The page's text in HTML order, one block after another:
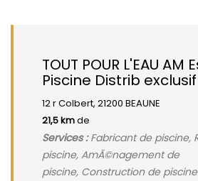
TOUT POUR L'EAU AM
Piscine Distrib exclusif
12 r Colbert, 21200 BEAUNE
21,5 kmde
Services :Fabricant de piscine,
piscine, AmÃ©nagement de
piscine, Construction de